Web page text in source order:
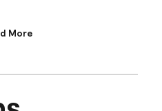
More